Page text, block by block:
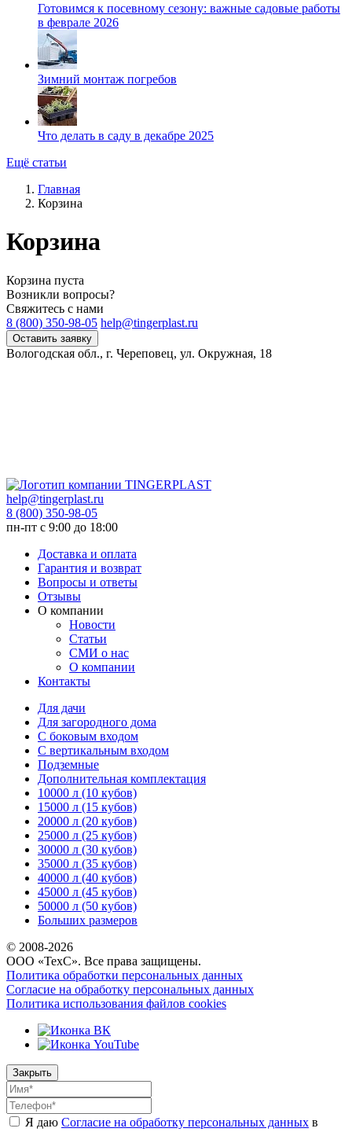
Готовимся к посевному сезону: важные садовые работы
в феврале 2026
Зимний монтаж погребов
Что делать в саду в декабре 2025
Ещё статьи
Главная
Корзина
Корзина
Корзина пуста
Возникли вопросы?
Свяжитесь с нами
8 (800) 350-98-05 help@tingerplast.ru
Оставить заявку
Вологодская обл., г. Череповец, ул. Окружная, 18
help@tingerplast.ru
8 (800) 350-98-05
пн-пт c 9:00 до 18:00
Доставка и оплата
Гарантия и возврат
Вопросы и ответы
Отзывы
О компании
Новости
Статьи
СМИ о нас
О компании
Контакты
Для дачи
Для загородного дома
С боковым входом
С вертикальным входом
Подземные
Дополнительная комплектация
10000 л (10 кубов)
15000 л (15 кубов)
20000 л (20 кубов)
25000 л (25 кубов)
30000 л (30 кубов)
35000 л (35 кубов)
40000 л (40 кубов)
45000 л (45 кубов)
50000 л (50 кубов)
Больших размеров
© 2008-2026
ООО «ТехС». Все права защищены.
Политика обработки персональных данных
Согласие на обработку персональных данных
Политика использования файлов cookies
Закрыть
Я даю Согласие на обработку персональных данных в